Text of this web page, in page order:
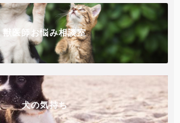
獣医師お悩み相談室
犬の気持ち